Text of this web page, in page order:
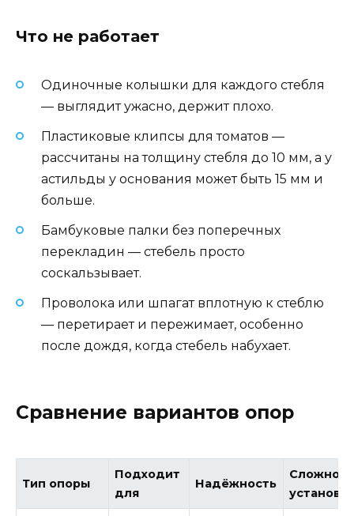
Что не работает
Одиночные колышки для каждого стебля
— выглядит ужасно, держит плохо.
Пластиковые клипсы для томатов —
рассчитаны на толщину стебля до 10 мм, а у
астильды у основания может быть 15 мм и
больше.
Бамбуковые палки без поперечных
перекладин — стебель просто
соскальзывает.
Проволока или шпагат вплотную к стеблю
— перетирает и пережимает, особенно
после дождя, когда стебель набухает.
Сравнение вариантов опор
Тип опоры
Подходит
для
Надёжность